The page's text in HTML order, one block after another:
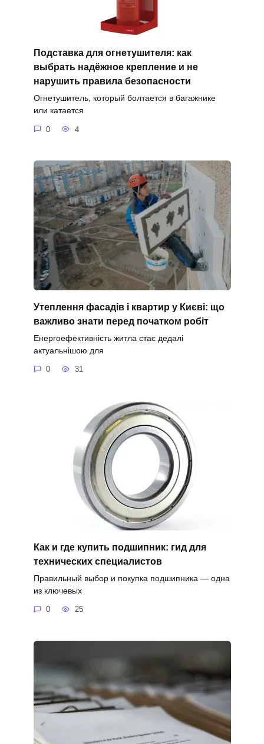
Подставка для огнетушителя: как
выбрать надёжное крепление и не
нарушить правила безопасности
Огнетушитель, который болтается в багажнике
или катается
0 4
Утеплення фасадів і квартир у Києві: що
важливо знати перед початком робіт
Енергоефективність житла стає дедалі
актуальнішою для
0 31
Как и где купить подшипник: гид для
технических специалистов
Правильный выбор и покупка подшипника — одна
из ключевых
0 25